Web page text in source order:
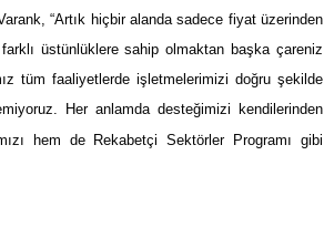
“Artık hiçbir alanda sadece fiyat üzerinden
üstünlüklere sahip olmaktan başka çareniz
tüm faaliyetlerde işletmelerimizi doğru şekilde
Her anlamda desteğimizi kendilerinden
hem de Rekabetçi Sektörler Programı gibi